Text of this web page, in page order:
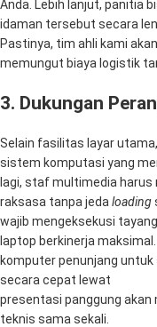
Anda. Lebih lanjut, panitia
idaman tersebut secara
Pastinya, tim ahli kami
memungut biaya logistik
3. Dukungan
Selain fasilitas layar
sistem komputasi yang
lagi, staf multimedia
raksasa tanpa jeda loading
wajib mengeksekusi
laptop berkinerja
komputer penunjang
secara cepat lewat
presentasi panggung
teknis sama sekali.